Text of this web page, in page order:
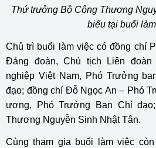
Thứ trưởng Bộ Công Thương
biểu tại buổi
Chủ trì buổi làm việc có đồng chí
Đảng đoàn, Chủ tịch Liên
nghiệp Việt Nam, Phó Trưởng
đạo; đồng chí Đỗ Ngọc An – Phó
ương, Phó Trưởng Ban Chỉ
Thương Nguyễn Sinh Nhật Tân.
Cùng tham gia buổi làm việc